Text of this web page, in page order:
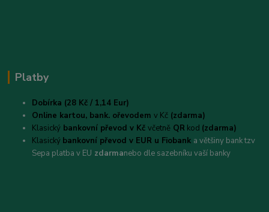
Platby
Dobírka (28 Kč / 1,14 Eur)
Online kartou, bank. ořevodemv Kč (zdarma)
Klasický bankovní převod v Kčvčetně QR kod (zdarma)
Klasický bankovní převod v EUR u Fiobank a většiny bank tzv
Sepa platba v EU zdarmanebo dle sazebníku vaší banky